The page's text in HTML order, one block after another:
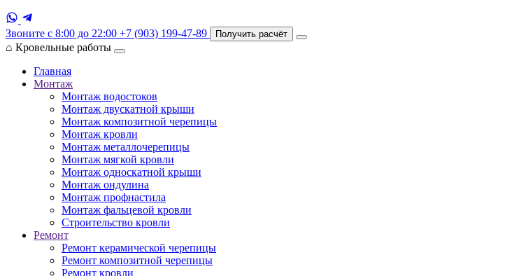
Звоните с 8:00 до 22:00 +7 (903) 199-47-89 Получить расчёт
⌂ Кровельные работы
Главная
Монтаж
Монтаж водостоков
Монтаж двускатной крыши
Монтаж композитной черепицы
Монтаж кровли
Монтаж металлочерепицы
Монтаж мягкой кровли
Монтаж односкатной крыши
Монтаж ондулина
Монтаж профнастила
Монтаж фальцевой кровли
Строительство кровли
Ремонт
Ремонт керамической черепицы
Ремонт композитной черепицы
Ремонт кровли